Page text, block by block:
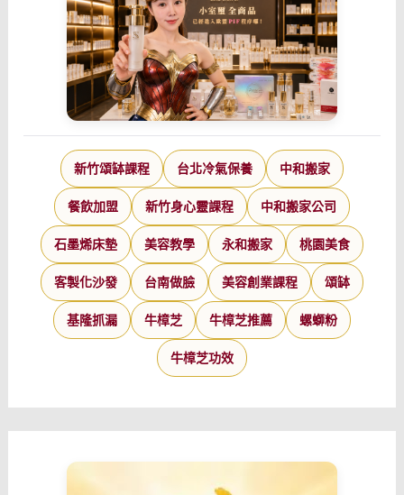
新竹頌缽課程 台北冷氣保養 中和搬家
餐飲加盟 新竹身心靈課程 中和搬家公司
石墨烯床墊 美容教學 永和搬家 桃園美食
客製化沙發 台南做臉 美容創業課程 頌缽
基隆抓漏 牛樟芝 牛樟芝推薦 螺螄粉
牛樟芝功效